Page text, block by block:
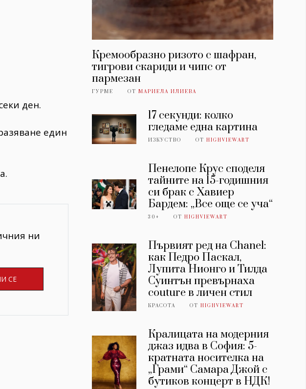
ден.
един
ни
Кремообразно ризото с шафран,
тигрови скариди и чипс от
пармезан
ГУРМЕ ОТ МАРИЕЛА ИЛИЕВА
17 секунди: колко
гледаме една картина
ИЗКУСТВО ОТHIGHVIEWART
Пенелопе Крус споделя
тайните на 15-годишния
си брак с Хавиер
Бардем: „Все още се уча“
30+ ОТHIGHVIEWART
Първият ред на Chanel:
как Педро Паскал,
Лупита Нионго и Тилда
Суинтън превърнаха
couture в личен стил
КРАСОТА ОТHIGHVIEWART
Кралицата на модерния
джаз идва в София: 5-
кратната носителка на
„Грами“ Самара Джой с
бутиков концерт в НДК!